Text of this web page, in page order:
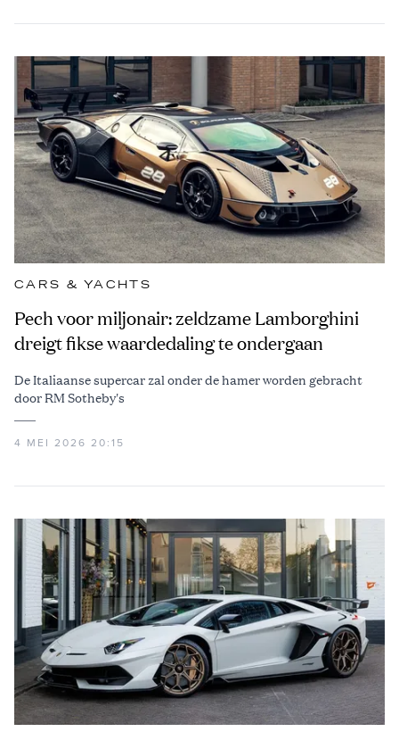
CARS & YACHTS
Pech voor miljonair: zeldzame Lamborghini
dreigt fikse waardedaling te ondergaan
De Italiaanse supercar zal onder de hamer worden gebracht
door RM Sotheby's
4 MEI 2026 20:15